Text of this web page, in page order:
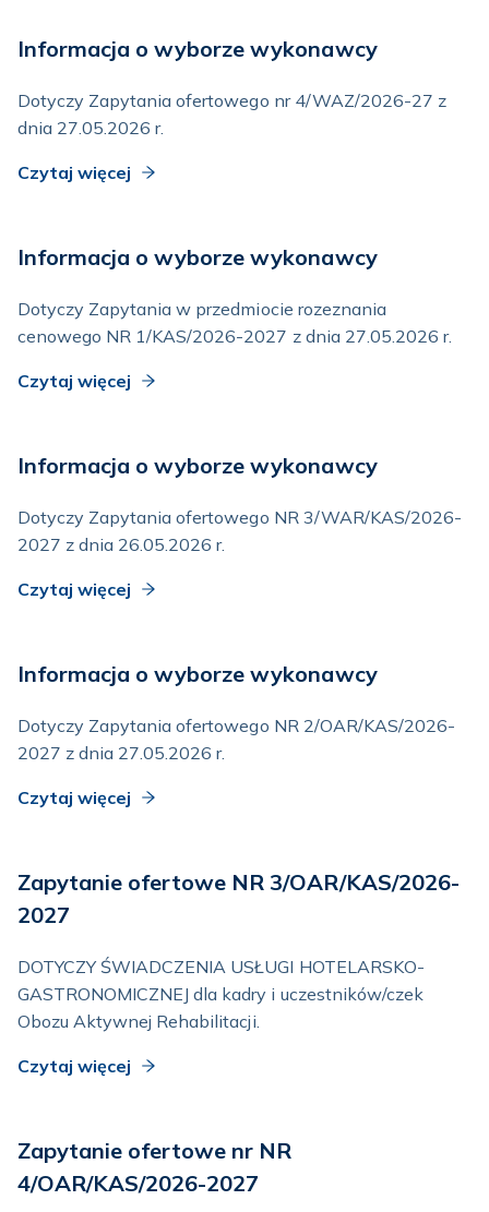
Informacja o wyborze wykonawcy
Dotyczy Zapytania ofertowego nr 4/WAZ/2026-27 z
dnia 27.05.2026 r.
Czytaj więcej
Informacja o wyborze wykonawcy
Dotyczy Zapytania w przedmiocie rozeznania
cenowego NR 1/KAS/2026-2027 z dnia 27.05.2026 r.
Czytaj więcej
Informacja o wyborze wykonawcy
Dotyczy Zapytania ofertowego NR 3/WAR/KAS/2026-
2027 z dnia 26.05.2026 r.
Czytaj więcej
Informacja o wyborze wykonawcy
Dotyczy Zapytania ofertowego NR 2/OAR/KAS/2026-
2027 z dnia 27.05.2026 r.
Czytaj więcej
Zapytanie ofertowe NR 3/OAR/KAS/2026-
2027
DOTYCZY ŚWIADCZENIA USŁUGI HOTELARSKO-
GASTRONOMICZNEJ dla kadry i uczestników/czek
Obozu Aktywnej Rehabilitacji.
Czytaj więcej
Zapytanie ofertowe nr NR
4/OAR/KAS/2026-2027